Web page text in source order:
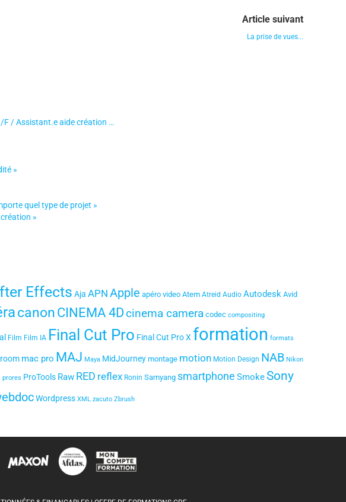
Article suivant
La prise de vues...
F / Assistant.e aide création …
»
quel type de projet »
»
Effects Aja APN Apple apéro video Atem Atreid Audio Autodesk Avid
canon CINEMA 4Dcinema camera codec compositing
Film Film IA Final Cut Pro Final Cut Pro Xformation formats
mac pro MAJ Maya MidJourney montage motion Motion Design NAB Nikon
prores ProTools Raw RED reflex Ronin Samyang smartphone SmokeSony
Wordpress XML zacuto Zbrush